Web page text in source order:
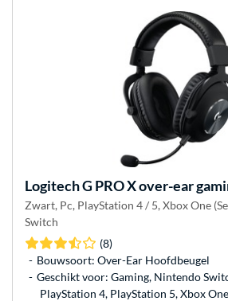
Logitech G PRO X over-ear
Zwart, Pc, PlayStation 4 / 5, Xbox One
Switch
(8)
Bouwsoort: Over-Ear Hoofdbeugel
Geschikt voor: Gaming, Nintendo
PlayStation 4, PlayStation 5, Xbox